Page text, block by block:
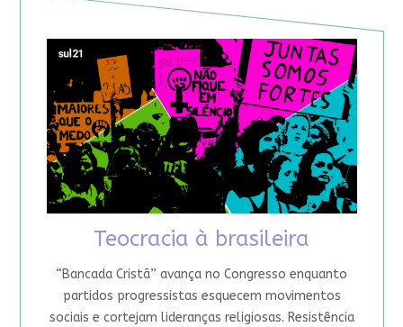
Teocracia à brasileira
“Bancada Cristã” avança no Congresso enquanto
partidos progressistas esquecem movimentos
sociais e cortejam lideranças religiosas. Resistência